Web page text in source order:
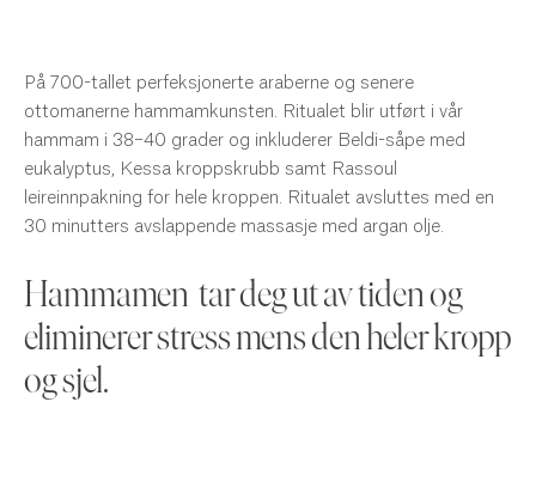
På 700-tallet perfeksjonerte araberne og senere
ottomanerne hammamkunsten. Ritualet blir utført i vår
hammam i 38–40 grader og inkluderer Beldi-såpe med
eukalyptus, Kessa kroppskrubb samt Rassoul
leireinnpakning for hele kroppen. Ritualet avsluttes med en
30 minutters avslappende massasje med argan olje.
Hammamen tar deg ut av tiden og
eliminerer stress mens den heler kropp
og sjel.